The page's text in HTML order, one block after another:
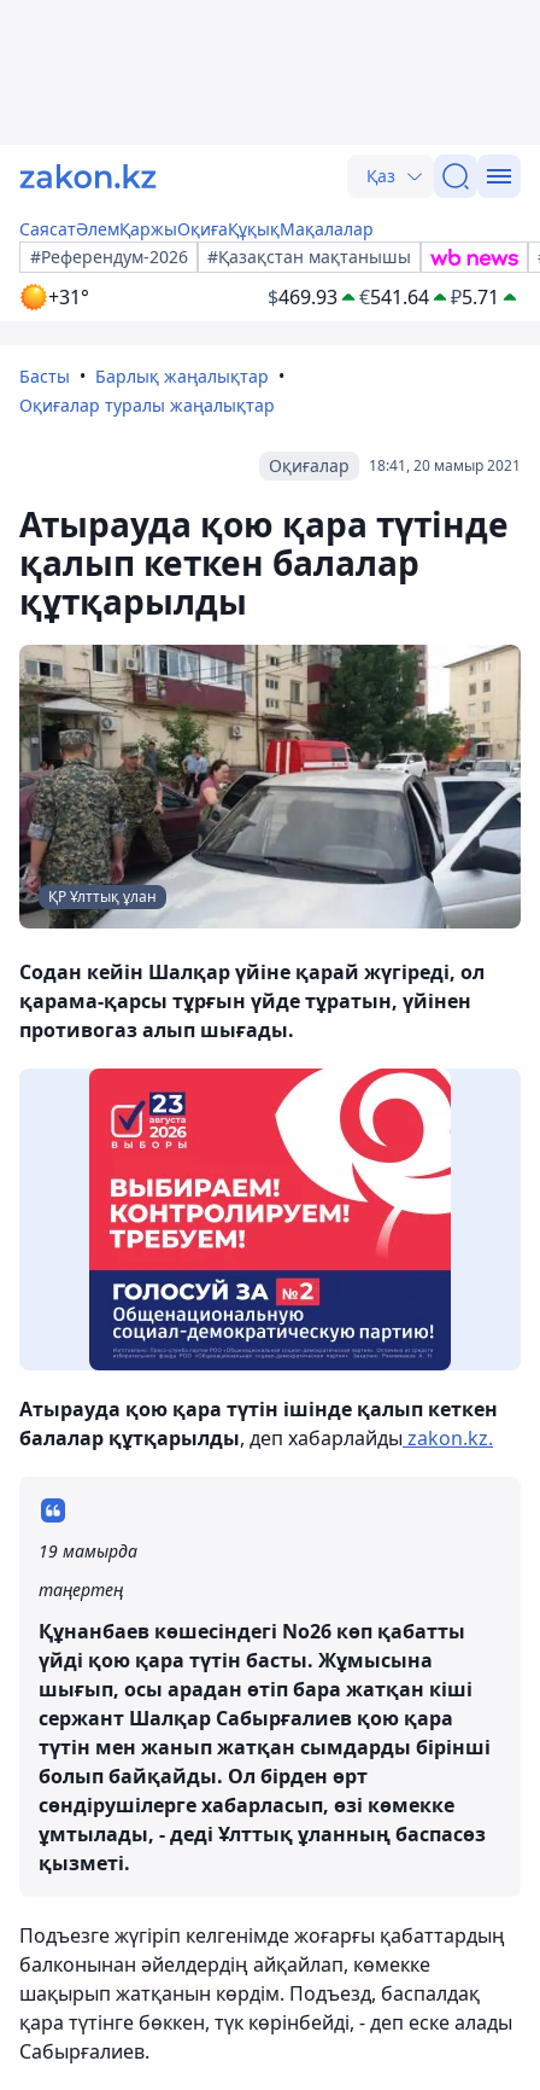
Қаз
СаясатӘлемҚаржыОқиғаҚұқықМақалалар
#Референдум-2026
#Қазақстан мақтанышы
+31° $469.93 €541.64 ₽5.71
Басты
Барлық жаңалықтар
Оқиғалар туралы жаңалықтар
18:41, 20 мамыр 2021
Оқиғалар
Атырауда қою қара түтінде
қалып кеткен балалар
құтқарылды
ҚР Ұлттық ұлан
Содан кейін Шалқар үйіне қарай жүгіреді, ол
қарама-қарсы тұрғын үйде тұратын, үйінен
противогаз алып шығады.
Атырауда қою қара түтін ішінде қалып кеткен
балалар құтқарылды, деп хабарлайды zakon.kz.
19 мамырда
таңертең
Құнанбаев көшесіндегі No26 көп қабатты
үйді қою қара түтін басты. Жұмысына
шығып, осы арадан өтіп бара жатқан кіші
сержант Шалқар Сабырғалиев қою қара
түтін мен жанып жатқан сымдарды бірінші
болып байқайды. Ол бірден өрт
сөндірушілерге хабарласып, өзі көмекке
ұмтылады, - деді Ұлттық ұланның баспасөз
қызметі.
Подъезге жүгіріп келгенімде жоғарғы қабаттардың
балконынан әйелдердің айқайлап, көмекке
шақырып жатқанын көрдім. Подъезд, баспалдақ
қара түтінге бөккен, түк көрінбейді, - деп еске алады
Сабырғалиев.